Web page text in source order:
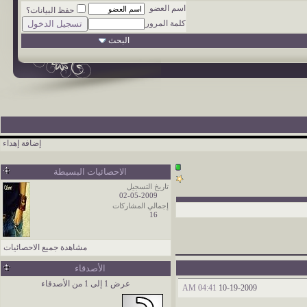
اسم العضو
حفظ البيانات؟
كلمة المرور
البحث
إضافة إهداء
10-19-2009
04:41 AM
الاحصائيات البسيطة
تاريخ التسجيل
02-05-2009
إجمالي المشاركات
16
مشاهدة جميع الاحصائيات
الأصدقاء
عرض 1 إلى 1 من الأصدقاء